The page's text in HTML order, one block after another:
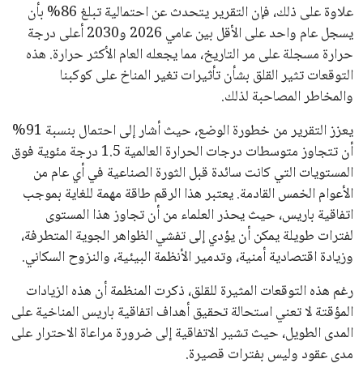
علاوة على ذلك، فإن التقرير يتحدث عن احتمالية تبلغ 86% بأن
يسجل عام واحد على الأقل بين عامي 2026 و2030 أعلى درجة
حرارة مسجلة على مر التاريخ، مما يجعله العام الأكثر حرارة. هذه
التوقعات تثير القلق بشأن تأثيرات تغير المناخ على كوكبنا
والمخاطر المصاحبة لذلك.
يعزز التقرير من خطورة الوضع، حيث أشار إلى احتمال بنسبة 91%
أن تتجاوز متوسطات درجات الحرارة العالمية 1.5 درجة مئوية فوق
المستويات التي كانت سائدة قبل الثورة الصناعية في أي عام من
الأعوام الخمس القادمة. يعتبر هذا الرقم طاقة مهمة للغاية بموجب
اتفاقية باريس، حيث يحذر العلماء من أن تجاوز هذا المستوى
لفترات طويلة يمكن أن يؤدي إلى تفشي الظواهر الجوية المتطرفة،
وزيادة اقتصادية أمنية، وتدمير الأنظمة البيئية، والنزوح السكاني.
رغم هذه التوقعات المثيرة للقلق، ذكرت المنظمة أن هذه الزيادات
المؤقتة لا تعني استحالة تحقيق أهداف اتفاقية باريس المناخية على
المدى الطويل، حيث تشير الاتفاقية إلى ضرورة مراعاة الاحترار على
مدى عقود وليس بفترات قصيرة.